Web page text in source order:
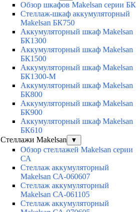
Обзор шкафов Makelsan серии БК
Стеллаж-шкаф аккумуляторный
Makelsan БК750
Аккумуляторный шкаф Makelsan
БК1300
Аккумуляторный шкаф Makelsan
БК1500
Аккумуляторный шкаф Makelsan
БК1300-М
Аккумуляторный шкаф Makelsan
БК800
Аккумуляторный шкаф Makelsan
БК900
Аккумуляторный шкаф Makelsan
БК610
Стеллажи Makelsan
▼
Обзор стеллажей Makelsan серии
СА
Cтеллаж аккумуляторный
Makelsan СА-060607
Cтеллаж аккумуляторный
Makelsan СА-061105
Cтеллаж аккумуляторный